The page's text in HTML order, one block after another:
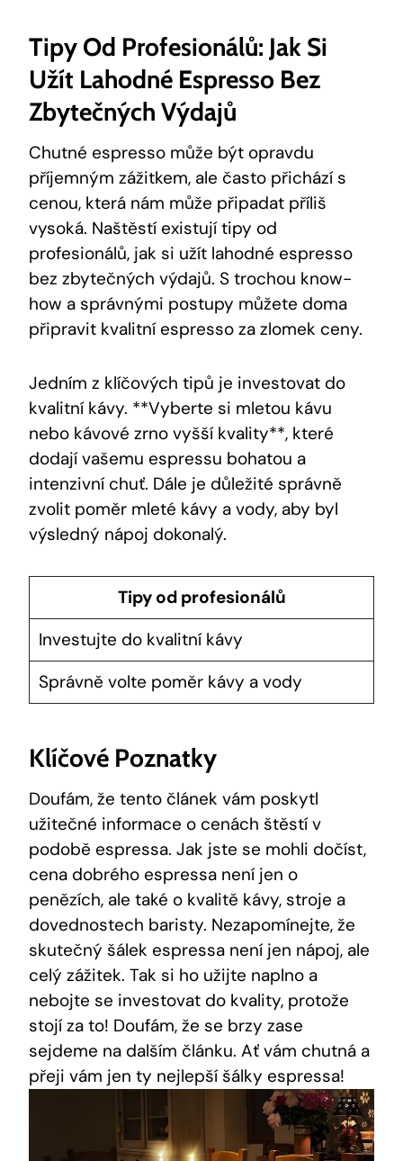
Tipy Od Profesionálů: Jak Si
Užít Lahodné Espresso Bez
Zbytečných Výdajů
Chutné espresso může být opravdu
příjemným zážitkem, ale často přichází s
cenou, která nám může připadat příliš
vysoká. Naštěstí existují tipy od
profesionálů, jak si užít lahodné espresso
bez zbytečných výdajů. S trochou know-
how a správnými postupy můžete doma
připravit kvalitní espresso za zlomek ceny.
Jedním z klíčových tipů je investovat do
kvalitní kávy. **Vyberte si mletou kávu
nebo kávové zrno vyšší kvality**, které
dodají vašemu espressu bohatou a
intenzivní chuť. Dále je důležité správně
zvolit poměr mleté kávy a vody, aby byl
výsledný nápoj dokonalý.
Tipy od profesionálů
Investujte do kvalitní kávy
Správně volte poměr kávy a vody
Klíčové Poznatky
Doufám, že tento článek vám poskytl
užitečné informace o cenách štěstí v
podobě espressa. Jak jste se mohli dočíst,
cena dobrého espressa není jen o
penězích, ale také o kvalitě kávy, stroje a
dovednostech baristy. Nezapomínejte, že
skutečný šálek espressa není jen nápoj, ale
celý zážitek. Tak si ho užijte naplno a
nebojte se investovat do kvality, protože
stojí za to! Doufám, že se brzy zase
sejdeme na dalším článku. Ať vám chutná a
přeji vám jen ty nejlepší šálky espressa!